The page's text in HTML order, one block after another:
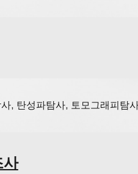
, 탄성파탐사, 토모그래피탐
사